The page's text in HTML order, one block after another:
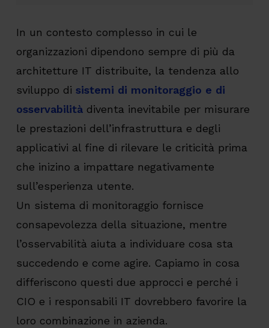
In un contesto complesso in cui le
organizzazioni dipendono sempre di più da
architetture IT distribuite, la tendenza allo
sviluppo di sistemi di monitoraggio e di
osservabilitàdiventa inevitabile per misurare
le prestazioni dell’infrastruttura e degli
applicativi al fine di rilevare le criticità prima
che inizino a impattare negativamente
sull’esperienza utente.
Un sistema di monitoraggio fornisce
consapevolezza della situazione, mentre
l’osservabilità aiuta a individuare cosa sta
succedendo e come agire. Capiamo in cosa
differiscono questi due approcci e perché i
CIO e i responsabili IT dovrebbero favorire la
loro combinazione in azienda.